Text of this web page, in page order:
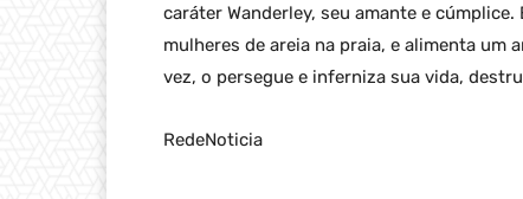
caráter Wanderley, seu amante e cúmplice.
mulheres de areia na praia, e alimenta
vez, o persegue e inferniza sua vida,
RedeNoticia